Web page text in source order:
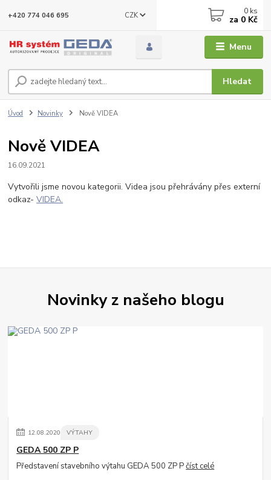
Menu
CZK
Hledat
+420 774 046 695 0 ks
za 0 Kč
Úvod Novinky Nově VIDEA
Nově VIDEA
16.09.2021
Vytvořili jsme novou kategorii. Videa jsou přehrávány přes externí
odkaz-VIDEA.
Novinky z našeho blogu
12.08.2020 VÝTAHY
GEDA 500 ZP P
Představení stavebního výtahu GEDA 500 ZP Pčíst celé